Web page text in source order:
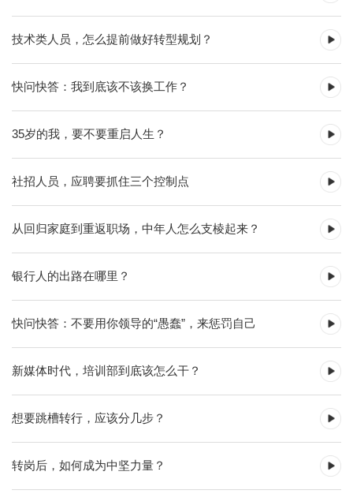
技术类人员，怎么提前做好转型规划？
快问快答：我到底该不该换工作？
35岁的我，要不要重启人生？
社招人员，应聘要抓住三个控制点
从回归家庭到重返职场，中年人怎么支棱起来？
银行人的出路在哪里？
快问快答：不要用你领导的“愚蠢”，来惩罚自己
新媒体时代，培训部到底该怎么干？
想要跳槽转行，应该分几步？
转岗后，如何成为中坚力量？